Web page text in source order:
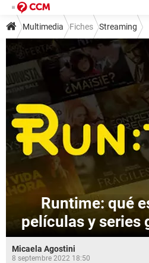
Multimedia Fiches Streaming
Runtime: qué
películas y series
Micaela Agostini
8 septembre 2022 18:50